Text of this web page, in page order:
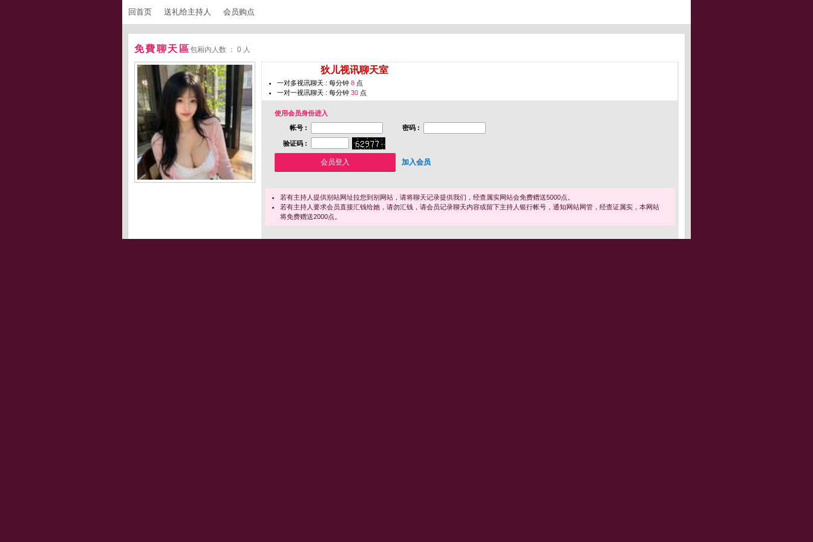
回首页 送礼给主持人 会员购点
免費聊天區包厢内人数 ： 0 人
狄儿视讯聊天室
一对多视讯聊天 : 每分钟 8 点
一对一视讯聊天 : 每分钟 30 点
使用会员身份进入
帐号 :
密码 :
验证码 :
加入会员
若有主持人提供别站网址拉您到别网站，请将聊天记录提供我们，经查属实网站会免费赠送5000点。
若有主持人要求会员直接汇钱给她，请勿汇钱，请会员记录聊天内容或留下主持人银行帐号，通知网站网管，经查证属实，本网站
将免费赠送2000点。